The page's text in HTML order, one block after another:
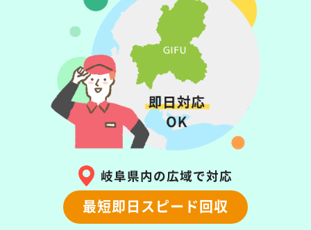
岐阜県内の広域で対応
最短即日スピード回収